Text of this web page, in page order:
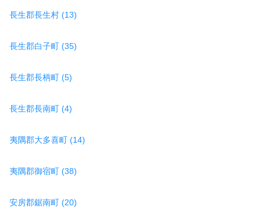
長生郡長生村 (13)
長生郡白子町 (35)
長生郡長柄町 (5)
長生郡長南町 (4)
夷隅郡大多喜町 (14)
夷隅郡御宿町 (38)
安房郡鋸南町 (20)